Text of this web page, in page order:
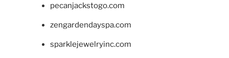
pecanjackstogo.com
zengardendayspa.com
sparklejewelryinc.com